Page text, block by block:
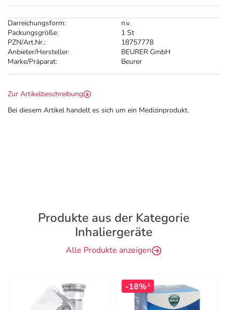
Darreichungsform:
n.v.
Packungsgröße:
1 St
PZN/Art.Nr.:
18757778
Anbieter/Hersteller:
BEURER GmbH
Marke/Präparat:
Beurer
Zur Artikelbeschreibung
Bei diesem Artikel handelt es sich um ein Medizinprodukt.
Produkte aus der Kategorie
Inhaliergeräte
Alle Produkte anzeigen
-18%4